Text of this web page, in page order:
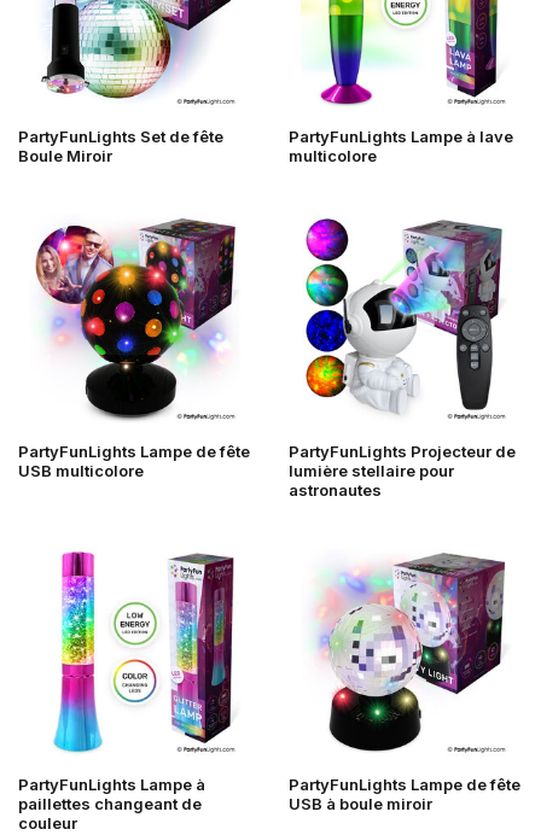
PartyFunLights Set de fête
Boule Miroir
PartyFunLights Lampe à lave
multicolore
PartyFunLights Lampe de fête
USB multicolore
PartyFunLights Projecteur de
lumière stellaire pour
astronautes
PartyFunLights Lampe à
paillettes changeant de
couleur
PartyFunLights Lampe de fête
USB à boule miroir